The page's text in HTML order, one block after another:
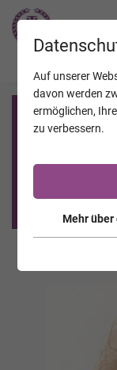
Sie sind
>> zur
Auf unserer
davon werden
ermöglichen,
zu verbessern.
Mehr
JAHRESTAGE